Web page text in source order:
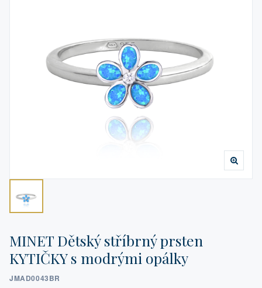
MINET Dětský stříbrný prsten
KYTIČKY s modrými opálky
JMAD0043BR